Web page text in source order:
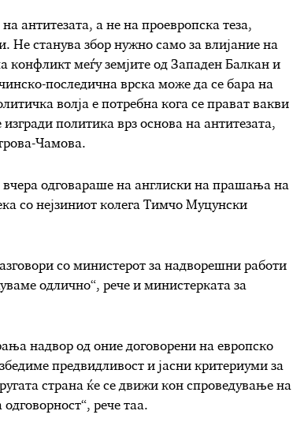
антитезата, а не на проевропска теза,
Не станува збор нужно само за влијание на
конфликт меѓу земјите од Западен Балкан и
последична врска може да се бара на
волја е потребна кога се прават вакви
политика врз основа на антитезата,
Чамова.
вчера одговараше на англиски на прашања на
со нејзиниот колега Тимчо Муцунски
со министерот за надворешни работи
одлично“, рече и министерката за
надвор од оние договорени на европско
предвидливост и јасни критериуми за
страна ќе се движи кон спроведување на
рече таа.